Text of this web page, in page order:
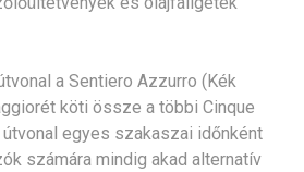
a Sentiero Azzurro (Kék
köti össze a többi Cinque
útvonal egyes szakaszai időnként
számára mindig akad alternatív